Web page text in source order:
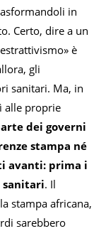
in
Certo, dire a un
è
gli
sanitari. Ma, in
alle proprie
dei governi
stampa né
avanti: prima i
sanitari. Il
stampa africana,
sarebbero